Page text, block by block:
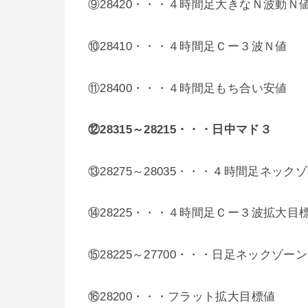
⑨28420・・・４時間足大きなＮ波動Ｎ
⑩28410・・・４時間足Ｃー３波Ｎ値
⑪28400・・・４時間足もち合い安値
⑫28315～28215・・・日中マド３
⑬28275～28035・・・４時間足ネック
⑭28225・・・４時間足Ｃー３波拡大目
⑮28225～27700・・・日足ネックゾーン
⑯28200・・・フラット拡大目標値